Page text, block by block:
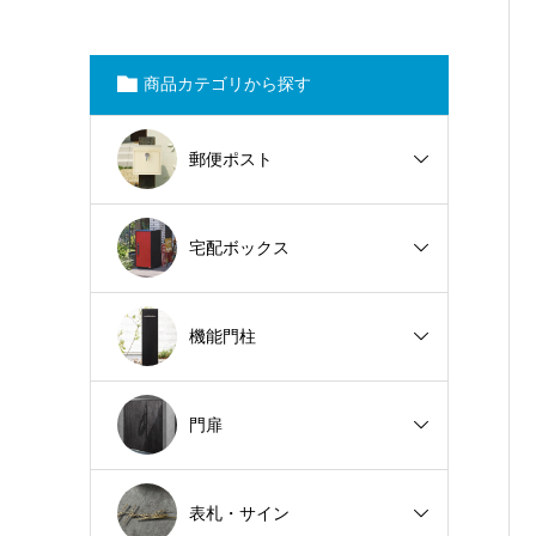
商品カテゴリから探す
郵便ポスト
宅配ボックス
機能門柱
門扉
表札・サイン